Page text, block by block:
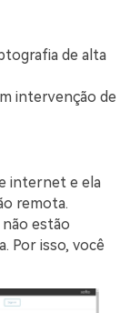
de alta
intervenção de
internet e ela
remota.
estão
Por isso, você